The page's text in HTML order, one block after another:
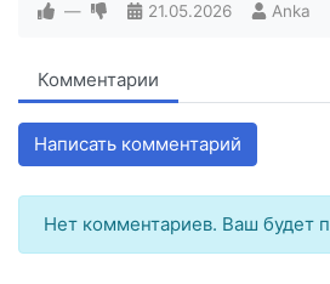
— 21.05.2026 Anka
Комментарии
Написать комментарий
Нет комментариев. Ваш будет